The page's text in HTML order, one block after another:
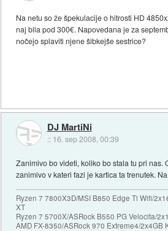
Na netu so že špekulacije o hitrosti HD
naj bila pod 300€. Napovedana je za
nočejo splaviti njene šibkejše sestrice?
DJ MartiNi
:: 16. sep 2008, 00:39
Zanimivo bo videti, koliko bo stala tu pri
zanimivo v kateri fazi je kartica ta trenutek.
Ryzen 7 7800X3D/MSI B850 Edge Ti Wifi/
XT
Ryzen 7 5700X/ASRock B550 PG Velocita/
AMD FX-8350/ASRock 970 Extreme4/